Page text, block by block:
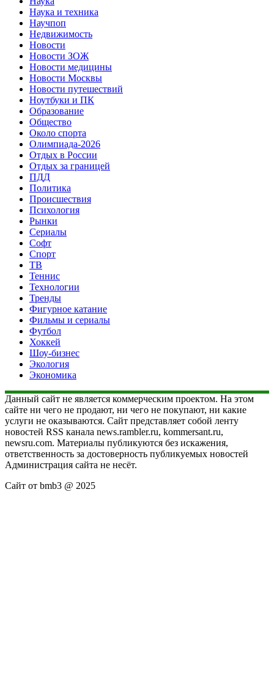
Наука и техника
Научпоп
Недвижимость
Новости
Новости ЗОЖ
Новости медицины
Новости Москвы
Новости путешествий
Ноутбуки и ПК
Образование
Общество
Около спорта
Олимпиада-2026
Отдых в России
Отдых за границей
ПДД
Политика
Происшествия
Психология
Рынки
Сериалы
Софт
Спорт
ТВ
Теннис
Технологии
Тренды
Фигурное катание
Фильмы и сериалы
Футбол
Хоккей
Шоу-бизнес
Экология
Экономика
Данный сайт не является коммерческим проектом. На этом
сайте ни чего не продают, ни чего не покупают, ни какие
услуги не оказываются. Сайт представляет собой ленту
новостей RSS канала news.rambler.ru, kommersant.ru,
newsru.com. Материалы публикуются без искажения,
ответственность за достоверность публикуемых новостей
Администрация сайта не несёт.
Сайт от bmb3 @ 2025